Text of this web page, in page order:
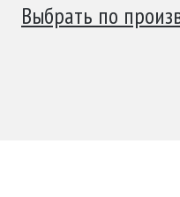
Выбрать по